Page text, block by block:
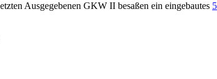
Ausgegebenen GKW II besaßen ein eingebautes